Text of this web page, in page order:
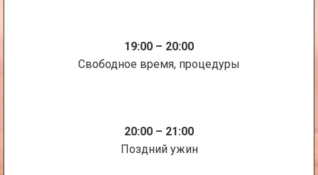
19:00 – 20:00
Свободное время, процедуры
20:00 – 21:00
Поздний ужин